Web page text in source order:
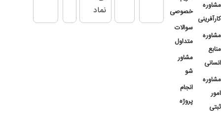
مشاوره
کارآفرینی
مشاوره
منابع
انسانی
مشاوره
امور
ثبتی
خصوصی
سوالات
متداول
مشاور
شو
انجام
پروژه